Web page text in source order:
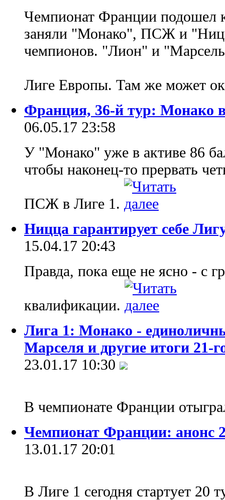
Чемпионат Франции подошел
заняли "Монако", ПСЖ и
чемпионов. "Лион" и
Лиге Европы. Там же может
Франция, 36-й тур: Монако в
06.05.17 23:58
У "Монако" уже в активе 86
чтобы наконец-то прервать
ПСЖ в Лиге 1.
Ницца гарантирует себе
15.04.17 20:43
Правда, пока еще не ясно - с
квалификации.
Лига 1: Монако -
Марселя и другие итоги 21-
23.01.17 10:30
В чемпионате Франции
Чемпионат Франции: анонс
13.01.17 20:01
В Лиге 1 сегодня стартует 20